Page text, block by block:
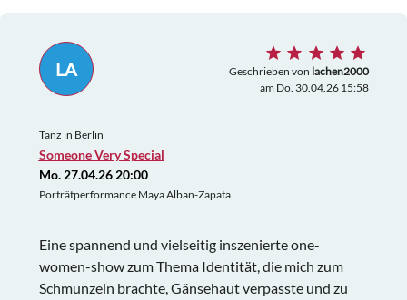
LA Geschrieben von lachen2000
am Do. 30.04.26 15:58
Tanz in Berlin
Someone Very Special
Mo. 27.04.26 20:00
Porträtperformance Maya Alban-Zapata
Eine spannend und vielseitig inszenierte one-
women-show zum Thema Identität, die mich zum
Schmunzeln brachte, Gänsehaut verpasste und zu